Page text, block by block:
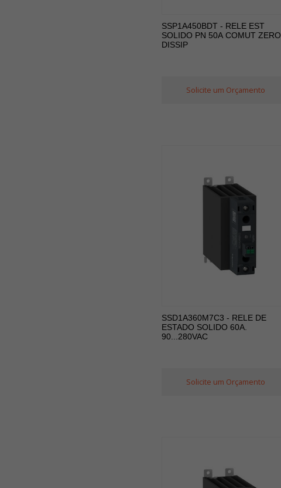
SSP1A450BDT - RELE EST
SOLIDO PN 50A COMUT ZERO
DISSIP
Solicite um Orçamento
SSD1A360M7C3 - RELE DE
ESTADO SOLIDO 60A.
90...280VAC
Solicite um Orçamento